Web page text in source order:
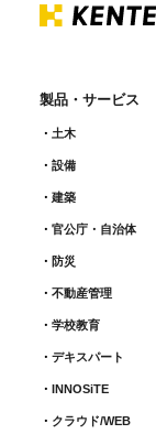
製品・サービス
土木
設備
建築
官公庁・自治体
防災
不動産管理
学校教育
デキスパート
INNOSiTE
クラウド/WEB